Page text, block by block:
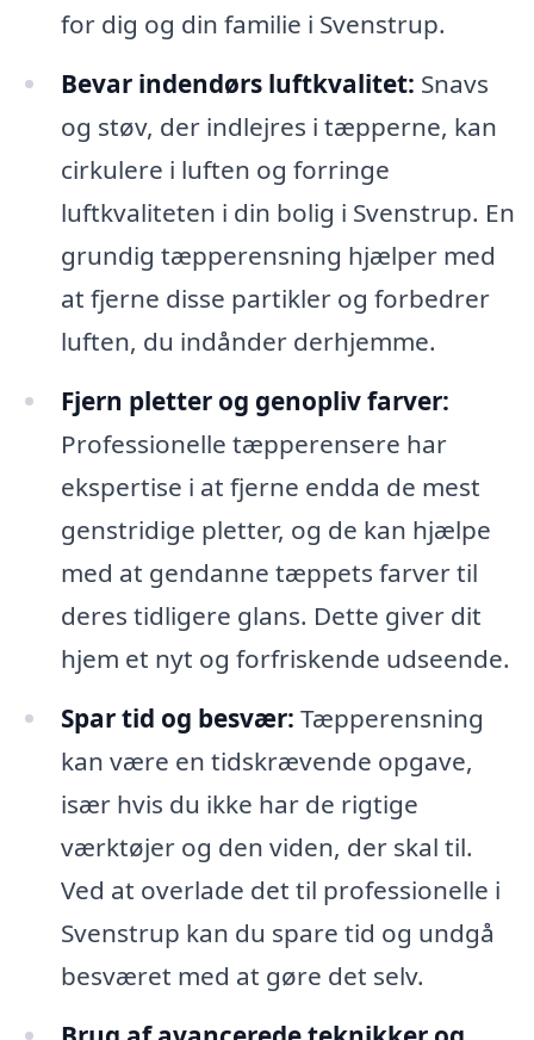
for dig og din familie i Svenstrup.
Bevar indendørs luftkvalitet: Snavs
og støv, der indlejres i tæpperne, kan
cirkulere i luften og forringe
luftkvaliteten i din bolig i Svenstrup. En
grundig tæpperensning hjælper med
at fjerne disse partikler og forbedrer
luften, du indånder derhjemme.
Fjern pletter og genopliv farver:
Professionelle tæpperensere har
ekspertise i at fjerne endda de mest
genstridige pletter, og de kan hjælpe
med at gendanne tæppets farver til
deres tidligere glans. Dette giver dit
hjem et nyt og forfriskende udseende.
Spar tid og besvær: Tæpperensning
kan være en tidskrævende opgave,
især hvis du ikke har de rigtige
værktøjer og den viden, der skal til.
Ved at overlade det til professionelle i
Svenstrup kan du spare tid og undgå
besværet med at gøre det selv.